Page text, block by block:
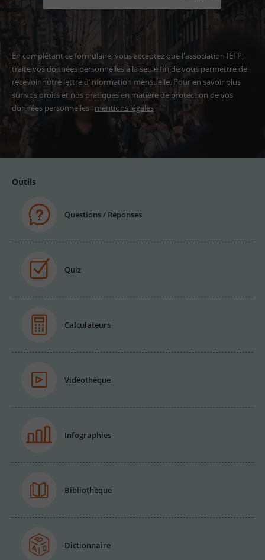
En complétant ce formulaire, vous acceptez que l'association IEFP,
traite vos données personnelles à la seule fin de vous permettre de
recevoir notre lettre d’information mensuelle. Pour en savoir plus
sur vos droits et nos pratiques en matière de protection de vos
données personnelles : mentions légales
Outils
Questions / Réponses
Quiz
Calculateurs
Vidéothèque
Infographies
Bibliothèque
Dictionnaire